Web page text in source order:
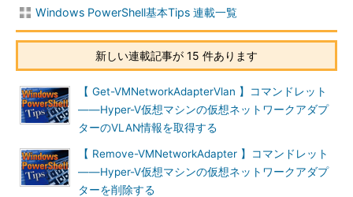
Windows PowerShell基本Tips 連載一覧
新しい連載記事が 15 件あります
【 Get-VMNetworkAdapterVlan 】コマンドレット
――Hyper-V仮想マシンの仮想ネットワークアダプ
ターのVLAN情報を取得する
【 Remove-VMNetworkAdapter 】コマンドレット
――Hyper-V仮想マシンの仮想ネットワークアダプ
ターを削除する